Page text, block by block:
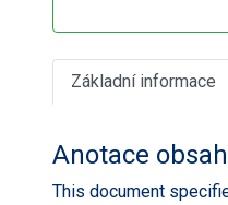
Základní informace
Anotace
This document